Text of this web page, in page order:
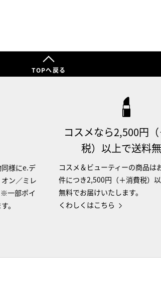
TOPへ戻る
様にe.デ
ン／ミレ
※一部ポイ
。
コスメなら2,500円
税）以上で送料
コスメ＆ビューティーの商品は
件につき2,500円（＋消費税）
無料でお届けいたします。
くわしくはこちら